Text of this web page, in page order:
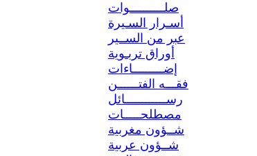
صلــــــــــوات
أسـرار السـيرة
عبر من الســير
أوراق تربـوية
إضـــــــــاءات
فقـــه الفتــــــن
رســــــــــــائل
مصطلحـــــات
شــؤون مغربية
شــؤون عربية